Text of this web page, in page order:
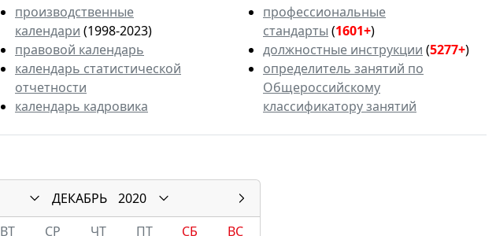
производственные
календари (1998-2023)
правовой календарь
календарь статистической
отчетности
календарь кадровика
профессиональные
стандарты (1601+)
должностные инструкции (5277+)
определитель занятий по
Общероссийскому
классификатору занятий
ДЕКАБРЬ
2020
ВТ СР ЧТ ПТ СБ
ВС